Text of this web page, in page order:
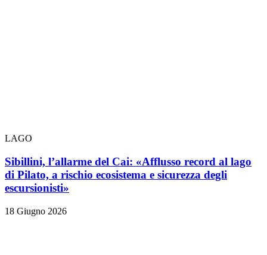
LAGO
Sibillini, l’allarme del Cai: «Afflusso record al lago
di Pilato, a rischio ecosistema e sicurezza degli
escursionisti»
18 Giugno 2026